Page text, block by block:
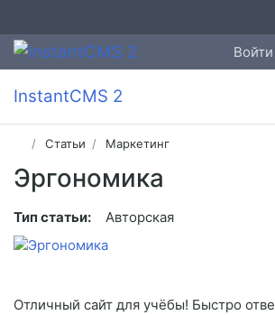
Войти
InstantCMS 2
Статьи Маркетинг
Эргономика
Тип статьи: Авторская
Отличный сайт для учёбы! Быстро